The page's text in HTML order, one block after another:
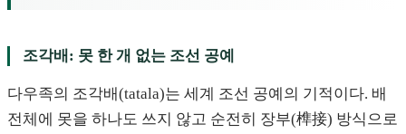
조각배: 못 한 개 없는 조선 공예
다우족의 조각배(tatala)는 세계 조선 공예의 기적이다. 배
전체에 못을 하나도 쓰지 않고 순전히 장부(榫接) 방식으로